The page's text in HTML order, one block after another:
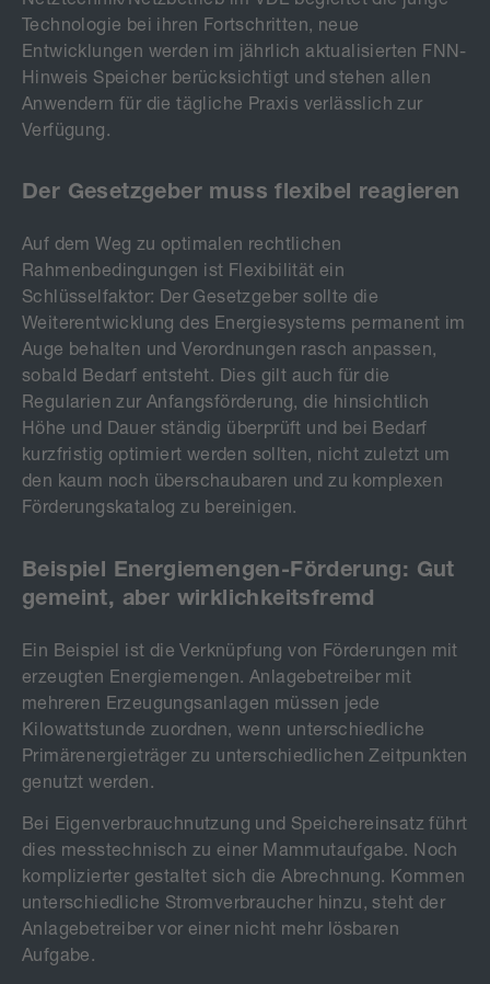
Technologie bei ihren Fortschritten, neue
Entwicklungen werden im jährlich aktualisierten FNN-
Hinweis Speicher berücksichtigt und stehen allen
Anwendern für die tägliche Praxis verlässlich zur
Verfügung.
Der Gesetzgeber muss flexibel reagieren
Auf dem Weg zu optimalen rechtlichen
Rahmenbedingungen ist Flexibilität ein
Schlüsselfaktor: Der Gesetzgeber sollte die
Weiterentwicklung des Energiesystems permanent im
Auge behalten und Verordnungen rasch anpassen,
sobald Bedarf entsteht. Dies gilt auch für die
Regularien zur Anfangsförderung, die hinsichtlich
Höhe und Dauer ständig überprüft und bei Bedarf
kurzfristig optimiert werden sollten, nicht zuletzt um
den kaum noch überschaubaren und zu komplexen
Förderungskatalog zu bereinigen.
Beispiel Energiemengen-Förderung: Gut
gemeint, aber wirklichkeitsfremd
Ein Beispiel ist die Verknüpfung von Förderungen mit
erzeugten Energiemengen. Anlagebetreiber mit
mehreren Erzeugungsanlagen müssen jede
Kilowattstunde zuordnen, wenn unterschiedliche
Primärenergieträger zu unterschiedlichen Zeitpunkten
genutzt werden.
Bei Eigenverbrauchnutzung und Speichereinsatz führt
dies messtechnisch zu einer Mammutaufgabe. Noch
komplizierter gestaltet sich die Abrechnung. Kommen
unterschiedliche Stromverbraucher hinzu, steht der
Anlagebetreiber vor einer nicht mehr lösbaren
Aufgabe.